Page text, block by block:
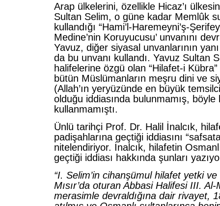
Arap ülkelerini, özellikle Hicaz’ı
Sultan Selim, o güne kadar Memlûk
kullandığı “Hami’l-Haremeyni’ş-
Medine’nin Koruyucusu’ unvanını
Yavuz, diğer siyasal unvanlarının
da bu unvanı kullandı. Yavuz Sultan
halifelerine özgü olan “Hilafet-i
bütün Müslümanların meşru dini ve
(Allah’ın yeryüzünde en büyük temsilci
olduğu iddiasında bulunmamış, böyle
kullanmamıştı.
Ünlü tarihçi Prof. Dr. Halil İnalcık,
padişahlarına geçtiği iddiasını
nitelendiriyor. İnalcık, hilafetin
geçtiği iddiası hakkında şunları
“I. Selim’in cihanşümul hilafet yetki
Mısır’da oturan Abbasi Halifesi III. Al-
merasimle devraldığına dair rivayet,